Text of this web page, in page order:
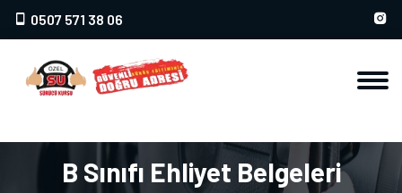
0507 571 38 06
B Sınıfı Ehliyet Belgeleri